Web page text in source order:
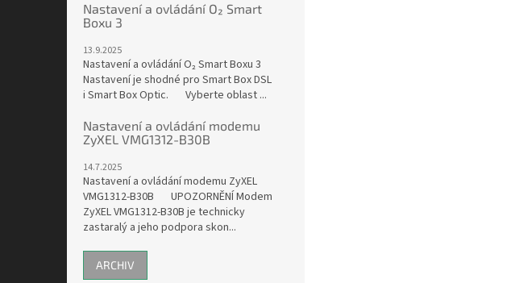
Nastavení a ovládání O₂ Smart
Boxu 3
13.9.2025
Nastavení a ovládání O₂ Smart Boxu 3
Nastavení je shodné pro Smart Box DSL
i Smart Box Optic. Vyberte oblast ...
Nastavení a ovládání modemu
ZyXEL VMG1312-B30B
14.7.2025
Nastavení a ovládání modemu ZyXEL
VMG1312-B30B UPOZORNĚNÍ Modem
ZyXEL VMG1312-B30B je technicky
zastaralý a jeho podpora skon...
ARCHIV